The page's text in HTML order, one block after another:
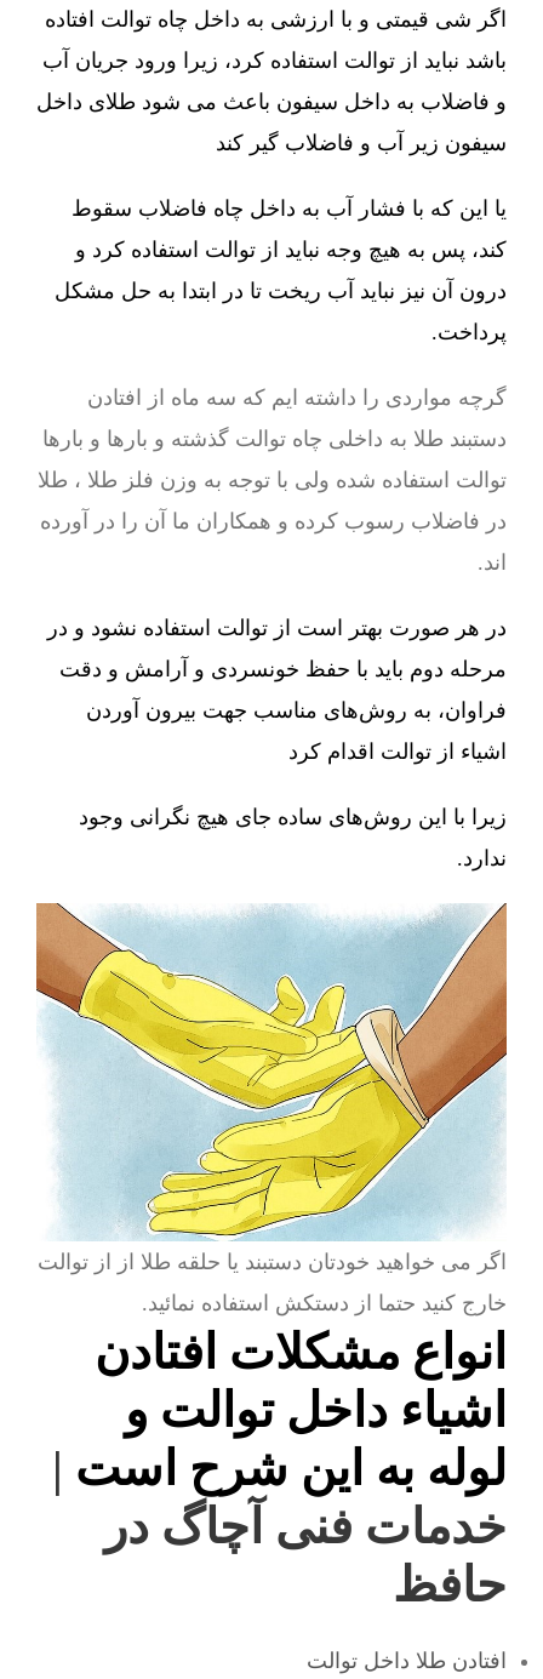
اگر شی قیمتی و با ارزشی به داخل چاه توالت افتاده
باشد نباید از توالت استفاده کرد، زیرا ورود جریان آب
و فاضلاب به داخل سیفون باعث می شود طلای داخل
سیفون زیر آب و فاضلاب گیر کند
یا این که با فشار آب به داخل چاه فاضلاب سقوط
کند، پس به هیچ وجه نباید از توالت استفاده کرد و
درون آن نیز نباید آب ریخت تا در ابتدا به حل مشکل
پرداخت.
گرچه مواردی را داشته ایم که سه ماه از افتادن
دستبند طلا به داخلی چاه توالت گذشته و بارها و بارها
توالت استفاده شده ولی با توجه به وزن فلز طلا ، طلا
در فاضلاب رسوب کرده و همکاران ما آن را در آورده
اند.
در هر صورت بهتر است از توالت استفاده نشود و در
مرحله دوم باید با حفظ خونسردی و آرامش و دقت
فراوان، به روش‌های مناسب جهت بیرون آوردن
اشیاء از توالت اقدام کرد
زیرا با این روش‌های ساده جای هیچ نگرانی وجود
ندارد.
اگر می خواهید خودتان دستبند یا حلقه طلا از از توالت
خارج کنید حتما از دستکش استفاده نمائید.
انواع مشکلات افتادن
اشیاء داخل توالت و
لوله به این شرح است |
خدمات فنی آچاگ در
حافظ
افتادن طلا داخل توالت